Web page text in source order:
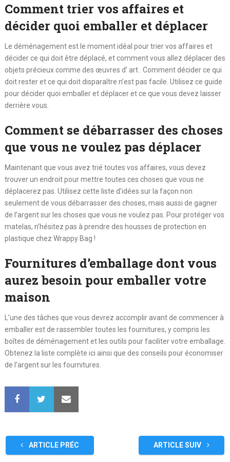
Comment trier vos affaires et
décider quoi emballer et déplacer
Le déménagement est le moment idéal pour trier vos affaires et
décider ce qui doit être déplacé, et comment vous allez déplacer des
objets précieux comme des œuvres d’ art . Comment décider ce qui
doit rester et ce qui doit disparaître n’est pas facile. Utilisez ce guide
pour décider quoi emballer et déplacer et ce que vous devez laisser
derrière vous.
Comment se débarrasser des choses
que vous ne voulez pas déplacer
Maintenant que vous avez trié toutes vos affaires, vous devez
trouver un endroit pour mettre toutes ces choses que vous ne
déplacerez pas. Utilisez cette liste d’idées sur la façon non
seulement de vous débarrasser des choses, mais aussi de gagner
de l’argent sur les choses que vous ne voulez pas. Pour protéger vos
matelas, n’hésitez pas à prendre des housses de protection en
plastique chez Wrappy Bag !
Fournitures d’emballage dont vous
aurez besoin pour emballer votre
maison
L’une des tâches que vous devrez accomplir avant de commencer à
emballer est de rassembler toutes les fournitures, y compris les
boîtes de déménagement et les outils pour faciliter votre emballage.
Obtenez la liste complète ici ainsi que des conseils pour économiser
de l’argent sur les fournitures.
ARTICLE PRÉC ARTICLE SUIV